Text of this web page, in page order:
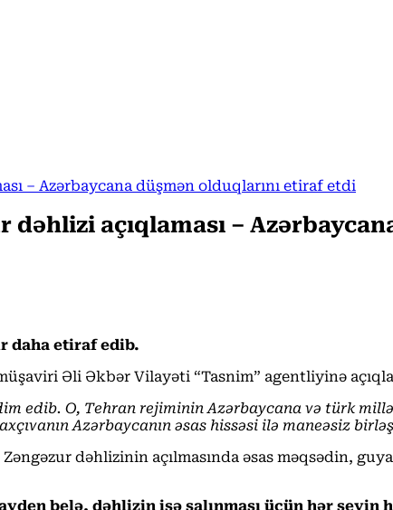
– Azərbaycana düşmən olduqlarını etiraf etdi
açıqlaması –
daha etiraf edib.
Əli Əkbər Vilayəti “Tasnim” agentliyinə
edib. O, Tehran rejiminin Azərbaycana və türk
Azərbaycanın əsas hissəsi ilə maneəsiz
dəhlizinin açılmasında əsas məqsədin,
belə, dəhlizin işə salınması üçün hər